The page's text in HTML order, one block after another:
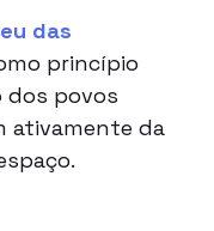
das
princípio
povos
ativamente da